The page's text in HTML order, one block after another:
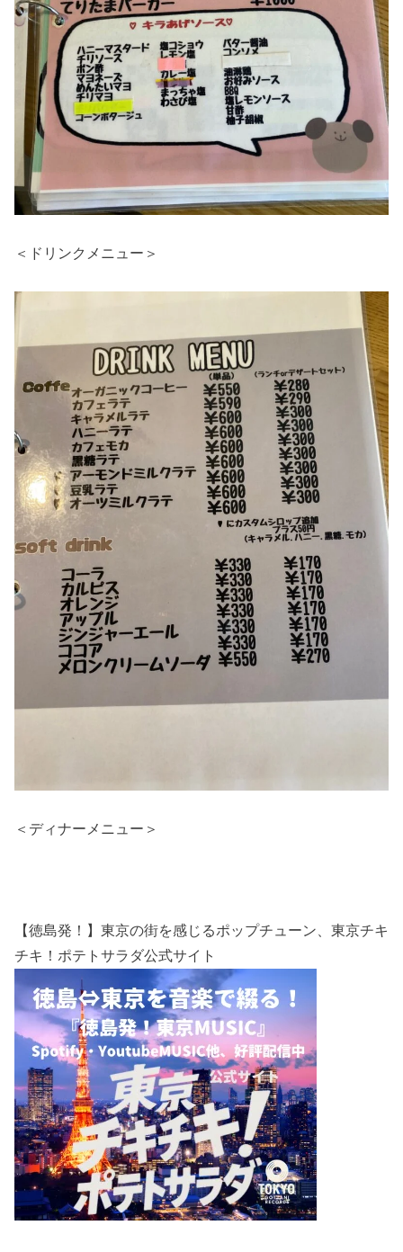
＜ドリンクメニュー＞
＜ディナーメニュー＞
【徳島発！】東京の街を感じるポップチューン、東京チキ
チキ！ポテトサラダ公式サイト